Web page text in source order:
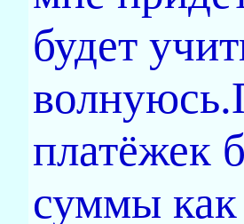
будет
платёжек
суммы